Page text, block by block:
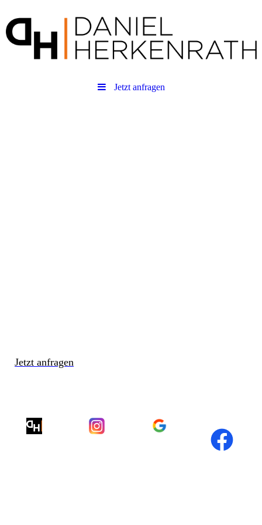
Jetzt anfragen
Jetzt anfragen